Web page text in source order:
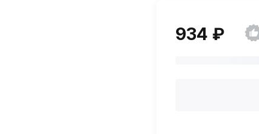
934 ₽